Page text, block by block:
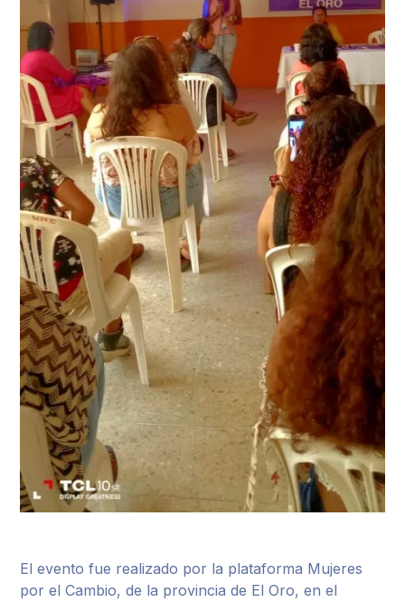
El evento fue realizado por la plataforma Mujeres
por el Cambio, de la provincia de El Oro, en el